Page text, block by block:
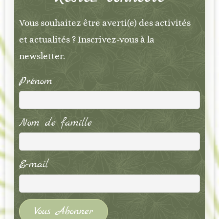
Vous souhaitez être averti(e) des activités
et actualités ? Inscrivez-vous à la
newsletter.
Prénom
Nom de famille
E-mail